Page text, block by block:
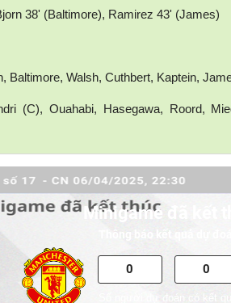
38' (Baltimore), Ramirez 43' (James)
Baltimore, Walsh, Cuthbert, Kaptein,
(C), Ouahabi, Hasegawa, Roord,
Minigame đã kết
Thông báo kết quả dự